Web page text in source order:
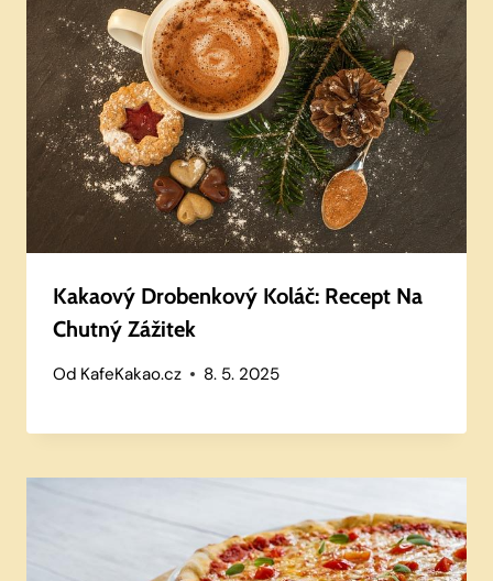
Kakaový Drobenkový Koláč: Recept Na
Chutný Zážitek
Od KafeKakao.cz 8. 5. 2025